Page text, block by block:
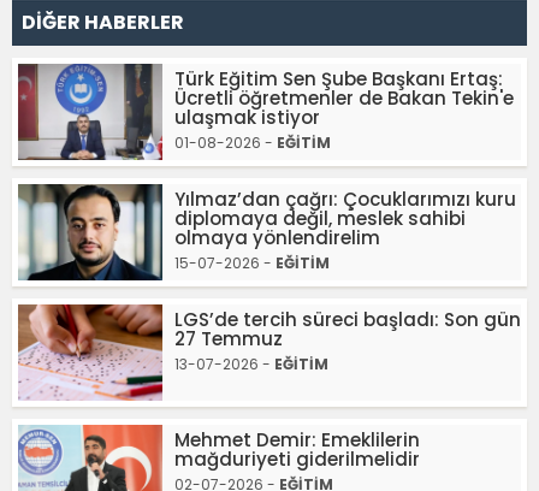
DİĞER HABERLER
Türk Eğitim Sen Şube Başkanı Ertaş:
Ücretli öğretmenler de Bakan Tekin'e
ulaşmak istiyor
01-08-2026 - EĞİTİM
Yılmaz’dan çağrı: Çocuklarımızı kuru
diplomaya değil, meslek sahibi
olmaya yönlendirelim
15-07-2026 - EĞİTİM
LGS’de tercih süreci başladı: Son gün
27 Temmuz
13-07-2026 - EĞİTİM
Mehmet Demir: Emeklilerin
mağduriyeti giderilmelidir
02-07-2026 - EĞİTİM